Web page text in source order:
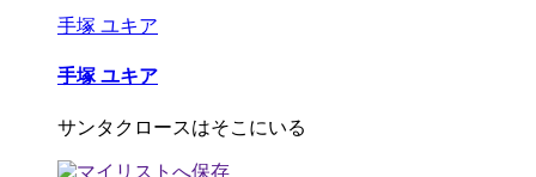
手塚 ユキア
手塚 ユキア
サンタクロースはそこにいる